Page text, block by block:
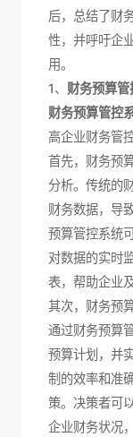
后，总结了财
性，并呼吁企
用。
1、 财务预算管
财务预算管控
高企业财务管
首先，财务预
分析。传统的
财务数据，导
预算管控系统
对数据的实时
表，帮助企业
其次，财务预
通过财务预算
预算计划，并
制的效率和准
策。决策者可
企业财务状况